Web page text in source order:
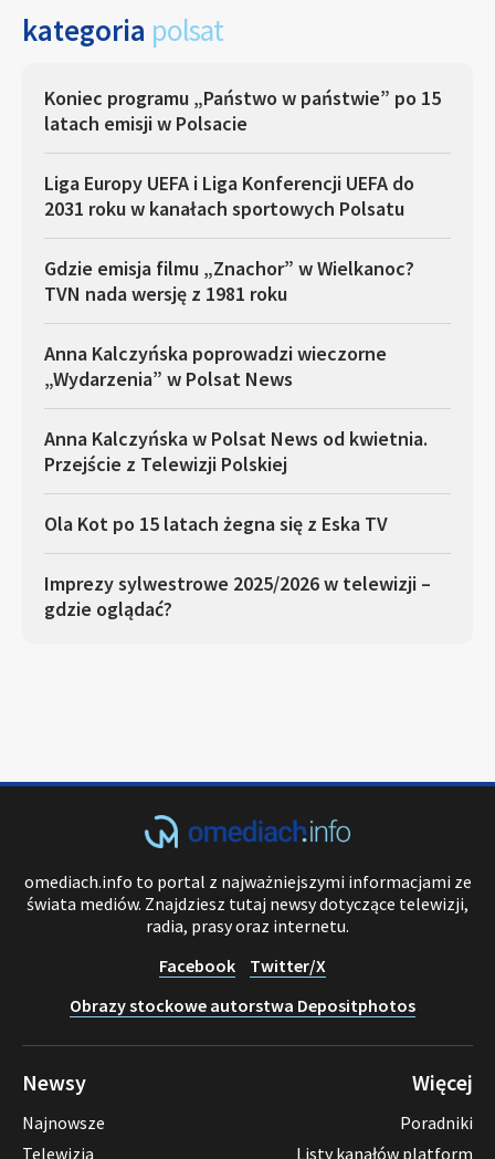
kategoria polsat
Koniec programu „Państwo w państwie” po 15
latach emisji w Polsacie
Liga Europy UEFA i Liga Konferencji UEFA do
2031 roku w kanałach sportowych Polsatu
Gdzie emisja filmu „Znachor” w Wielkanoc?
TVN nada wersję z 1981 roku
Anna Kalczyńska poprowadzi wieczorne
„Wydarzenia” w Polsat News
Anna Kalczyńska w Polsat News od kwietnia.
Przejście z Telewizji Polskiej
Ola Kot po 15 latach żegna się z Eska TV
Imprezy sylwestrowe 2025/2026 w telewizji –
gdzie oglądać?
omediach.info to portal z najważniejszymi informacjami ze
świata mediów. Znajdziesz tutaj newsy dotyczące telewizji,
radia, prasy oraz internetu.
Facebook
Twitter/X
Obrazy stockowe autorstwa Depositphotos
Newsy
Najnowsze
Telewizja
Więcej
Poradniki
Listy kanałów platform